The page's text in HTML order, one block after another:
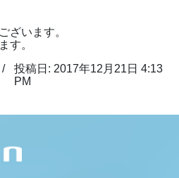
ざいます。
す。
/
投稿日: 2017年12月21日 4:13
PM